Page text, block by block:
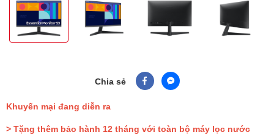
Chia sẻ
Khuyến mại đang diễn ra
> Tặng thêm bảo hành 12 tháng với toàn bộ máy lọc nước